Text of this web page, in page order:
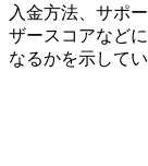
入金方法、サポ
ザースコアなど
なるかを示してい